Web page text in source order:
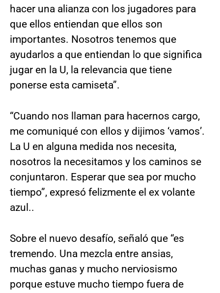
hacer una alianza con los jugadores para
que ellos entiendan que ellos son
importantes. Nosotros tenemos que
ayudarlos a que entiendan lo que significa
jugar en la U, la relevancia que tiene
ponerse esta camiseta”.
“Cuando nos llaman para hacernos cargo,
me comuniqué con ellos y dijimos ‘vamos’.
La U en alguna medida nos necesita,
nosotros la necesitamos y los caminos se
conjuntaron. Esperar que sea por mucho
tiempo”, expresó felizmente el ex volante
azul..
Sobre el nuevo desafío, señaló que “es
tremendo. Una mezcla entre ansias,
muchas ganas y mucho nerviosismo
porque estuve mucho tiempo fuera de